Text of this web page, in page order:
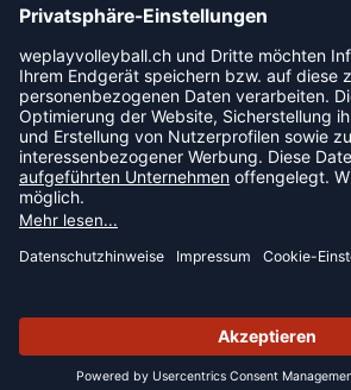
SUMMER SALE: SPARE
WEPLAYVOLLEYBALL-NEWSLETTER
JETZT ANMELDEN
FOLLOW US